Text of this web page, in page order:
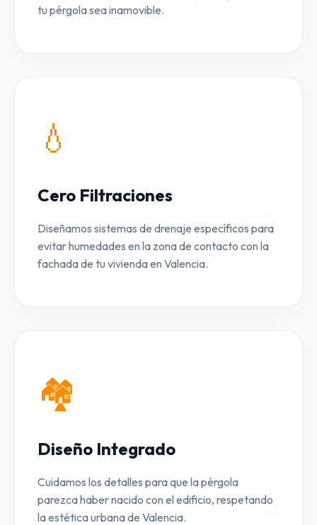
tu pérgola sea inamovible.
💧
Cero Filtraciones
Diseñamos sistemas de drenaje específicos para
evitar humedades en la zona de contacto con la
fachada de tu vivienda en Valencia.
🏘️
Diseño Integrado
Cuidamos los detalles para que la pérgola
parezca haber nacido con el edificio, respetando
la estética urbana de Valencia.